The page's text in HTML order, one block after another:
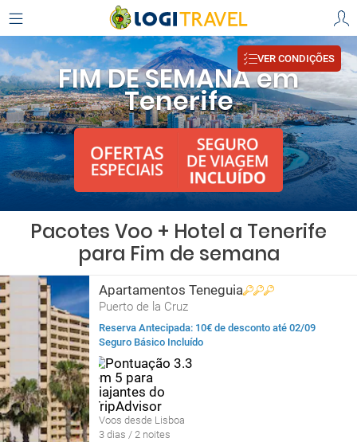
FIM DE SEMANA em
Tenerife
VER CONDIÇÕES
Pacotes Voo + Hotel a Tenerife
para Fim de semana
Apartamentos Teneguia
Puerto de la Cruz
Reserva Antecipada: 10€ de desconto até 02/09
Seguro Básico Incluído
Voos desde Lisboa
3 dias / 2 noites